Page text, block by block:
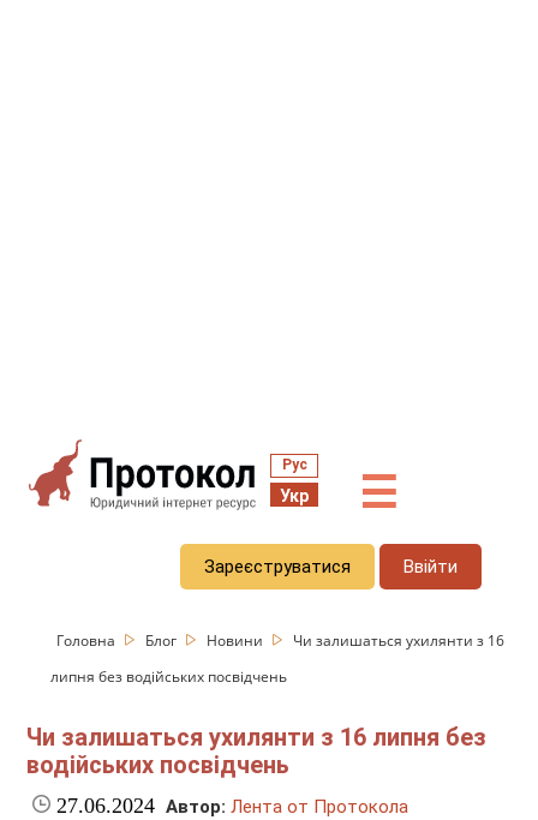
Рус
Укр ☰
Зареєструватися Ввійти
Головна Блог Новини
Чи залишаться ухилянти з 16
липня без водійських посвідчень
Чи залишаться ухилянти з 16 липня без
водійських посвідчень
27.06.2024 Автор: Лента от Протокола